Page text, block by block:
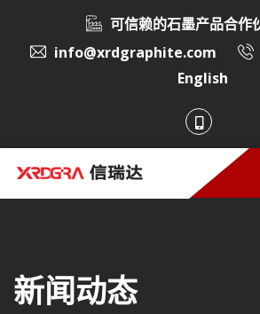
可信赖的石墨产品合作
info@xrdgraphite.com
English
新闻动态